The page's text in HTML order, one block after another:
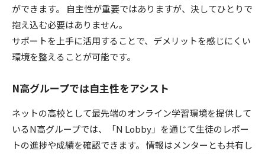
ができます。 自主性が重要ではありますが、決してひとりで
抱え込む必要はありません。
サポートを上手に活用することで、デメリットを感じにくい
環境を整えることが可能です。
N高グループでは自主性をアシスト
ネットの高校として最先端のオンライン学習環境を提供して
いるN高グループでは、「N Lobby」を通じて生徒のレポー
トの進捗や成績を確認できます。 情報はメンターとも共有し